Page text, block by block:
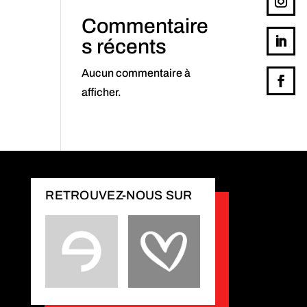
Commentaire
s récents
Aucun commentaire à
afficher.
RETROUVEZ-NOUS SUR